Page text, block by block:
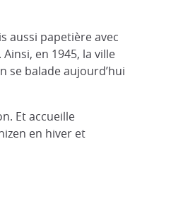
aussi papetière avec
en 1945, la ville
se balade aujourd’hui
Et accueille
en hiver et